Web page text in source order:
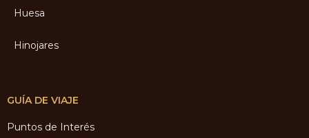
Huesa
Hinojares
GUÍA DE VIAJE
Puntos de Interés